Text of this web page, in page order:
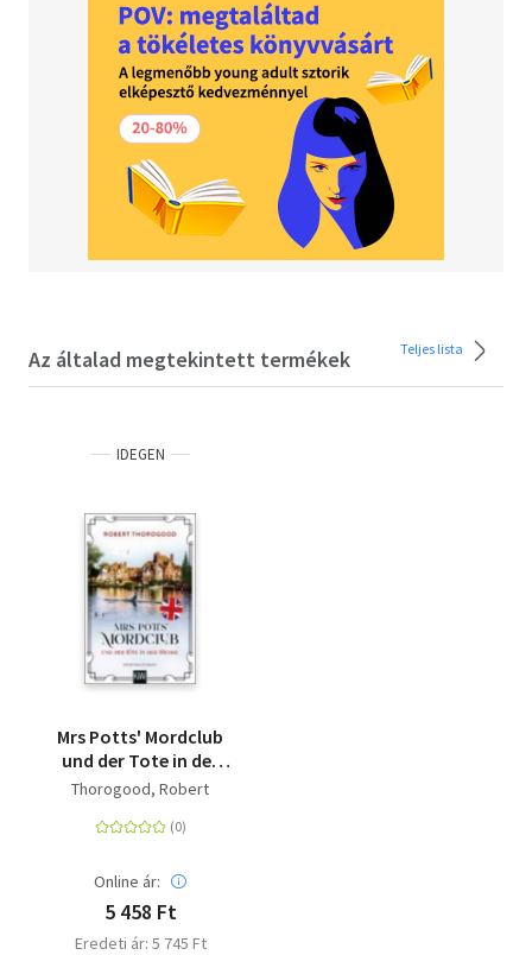
überzeugt, dass sie den Fall im Handumdrehen lösen
werden. Doch sind die Dinge nicht so, wie sie scheinen...Der
vierte Band der beliebten Cosy-Crime-Reihe aus
Buckinghamshire - für alle Fans von Richard Osman und
Agatha Christie.
Az általad megtekintett termékek Teljes lista
IDEGEN
Mrs Potts' Mordclub
und der Tote in der
Themse -
Thorogood, Robert
Online ár:
5 458 Ft
Eredeti ár: 5 745 Ft